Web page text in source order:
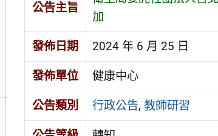
公告主旨
加
發佈日期 2024 年 6 月 25 日
發佈單位 健康中心
公告類別 行政公告,教師研習